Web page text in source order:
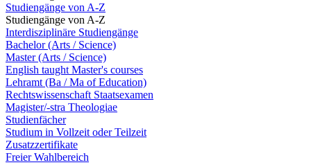
Studiengänge von A-Z
Studiengänge von A-Z
Interdisziplinäre Studiengänge
Bachelor (Arts / Science)
Master (Arts / Science)
English taught Master's courses
Lehramt (Ba / Ma of Education)
Rechtswissenschaft Staatsexamen
Magister/-stra Theologiae
Studienfächer
Studium in Vollzeit oder Teilzeit
Zusatzzertifikate
Freier Wahlbereich